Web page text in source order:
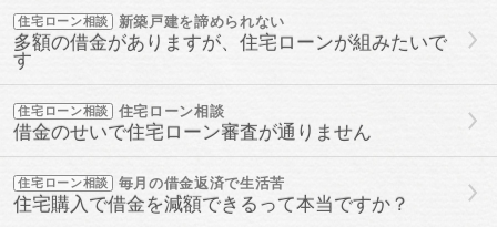
住宅ローン相談 新築戸建を諦められない
多額の借金がありますが、住宅ローンが組みたいで
す
住宅ローン相談 住宅ローン相談
借金のせいで住宅ローン審査が通りません
住宅ローン相談 毎月の借金返済で生活苦
住宅購入で借金を減額できるって本当ですか？